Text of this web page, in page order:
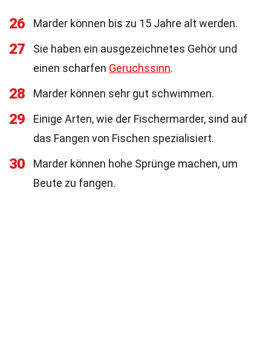
26 Marder können bis zu 15 Jahre alt werden.
27
Sie haben ein ausgezeichnetes Gehör und
einen scharfen Geruchssinn.
28 Marder können sehr gut schwimmen.
29
Einige Arten, wie der Fischermarder, sind auf
das Fangen von Fischen spezialisiert.
30
Marder können hohe Sprünge machen, um
Beute zu fangen.